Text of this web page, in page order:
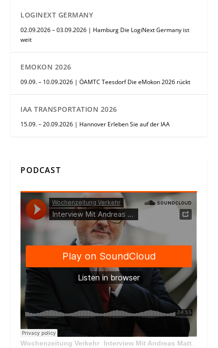
LOGINEXT GERMANY
02.09.2026 – 03.09.2026 | Hamburg Die LogiNext Germany ist
weit
EMOKON 2026
09.09. – 10.09.2026 | ÖAMTC Teesdorf Die eMokon 2026 rückt
IAA TRANSPORTATION 2026
15.09. – 20.09.2026 | Hannover Erleben Sie auf der IAA
PODCAST
Wochenzeitung Verkehr · Interview Mit Andreas Matthä, CEO der ÖBB Holding